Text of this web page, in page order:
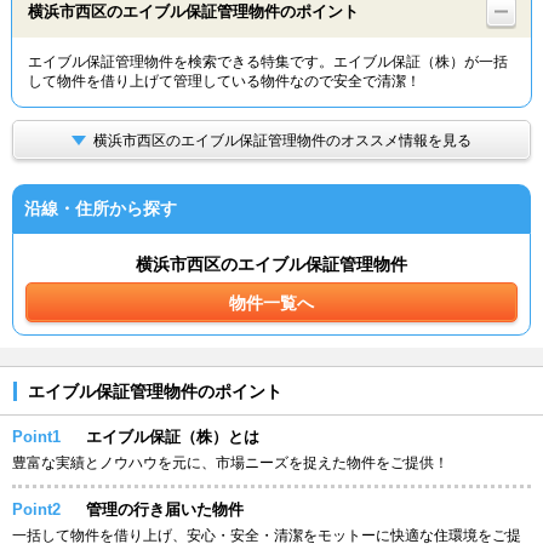
TOP
横浜市西区のエイブル保証管理物件のポイント
エイブル保証管理物件を検索できる特集です。エイブル保証（株）が一括
して物件を借り上げて管理している物件なので安全で清潔！
横浜市西区のエイブル保証管理物件のオススメ情報を見る
沿線・住所から探す
横浜市西区のエイブル保証管理物件
物件一覧へ
エイブル保証管理物件のポイント
Point1 エイブル保証（株）とは
豊富な実績とノウハウを元に、市場ニーズを捉えた物件をご提供！
Point2 管理の行き届いた物件
一括して物件を借り上げ、安心・安全・清潔をモットーに快適な住環境をご提